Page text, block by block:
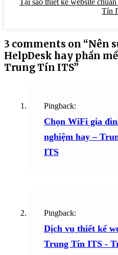
Tại sao thiết kế website
Tín
3 comments on “Nên
HelpDesk hay phần
Trung Tín ITS”
Pingback:
Chọn WiFi gia
nghiệm hay –
ITS
Pingback:
Dịch vụ thiết kế
Trung Tín ITS -